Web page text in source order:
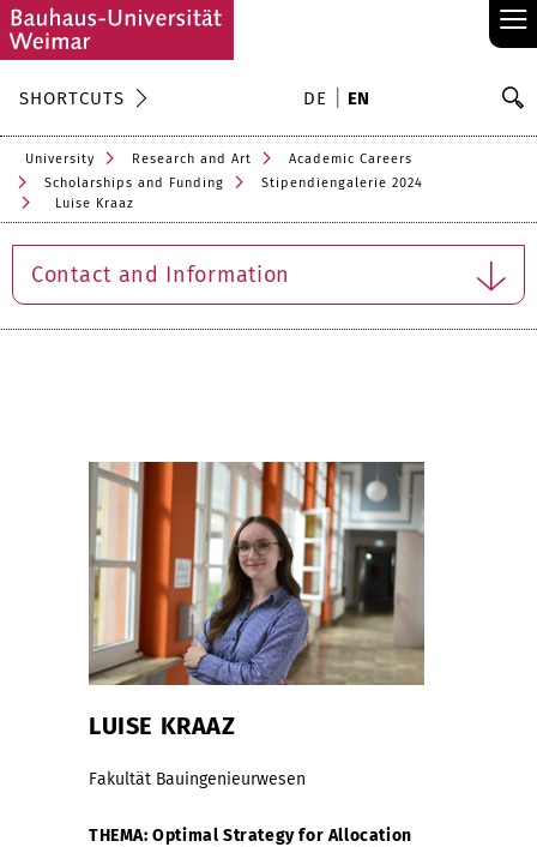
≡
SHORTCUTS DE EN
University Research and Art
Academic Careers
Scholarships and Funding
Stipendiengalerie 2024
Luise Kraaz
Contact and Information
LUISE KRAAZ
Fakultät Bauingenieurwesen
THEMA: Optimal Strategy for Allocation